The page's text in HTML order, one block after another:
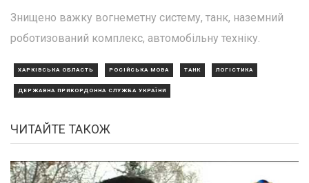
Знищено важку вогнеметну систему, танк, наземний
роботизований комплекс, автомобільну техніку.
ХАРКІВСЬКА ОБЛАСТЬ РОСІЙСЬКА МОВА ТАНК ЛОГІСТИКА
ДЕРЖАВНА ПРИКОРДОННА СЛУЖБА УКРАЇНИ
ЧИТАЙТЕ ТАКОЖ